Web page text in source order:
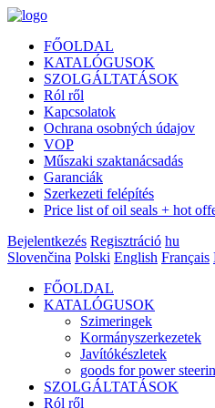
FŐOLDAL
KATALÓGUSOK
SZOLGÁLTATÁSOK
Ról ről
Kapcsolatok
Ochrana osobných údajov
VOP
Műszaki szaktanácsadás
Garanciák
Szerkezeti felépítés
Price list of oil seals + hot
Bejelentkezés Regisztráció hu
Slovenčina Polski English Français
FŐOLDAL
KATALÓGUSOK
Szimeringek
Kormányszerkezetek
Javítókészletek
goods for power
SZOLGÁLTATÁSOK
Ról ről